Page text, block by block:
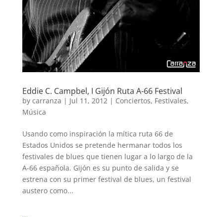
Eddie C. Campbel, I Gijón Ruta A-66 Festival
by carranza | Jul 11, 2012| Conciertos, Festivales,
Música
Usando como inspiración la mítica ruta 66 de
Estados Unidos se pretende hermanar todos los
festivales de blues que tienen lugar a lo largo de la
A-66 española. Gijón es su punto de salida y se
estrena con su primer festival de blues, un festival
austero como...